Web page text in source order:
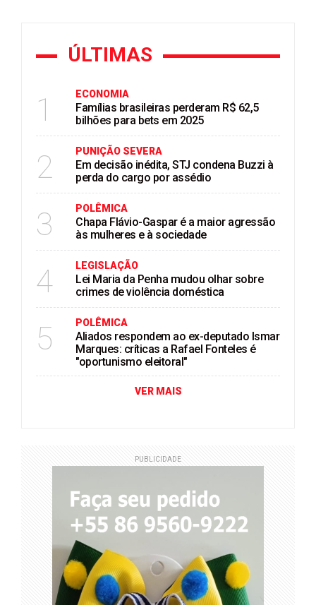
ÚLTIMAS
1 ECONOMIA
Famílias brasileiras perderam R$ 62,5
bilhões para bets em 2025
2 PUNIÇÃO SEVERA
Em decisão inédita, STJ condena Buzzi à
perda do cargo por assédio
3 POLÊMICA
Chapa Flávio-Gaspar é a maior agressão
às mulheres e à sociedade
4 LEGISLAÇÃO
Lei Maria da Penha mudou olhar sobre
crimes de violência doméstica
5 POLÊMICA
Aliados respondem ao ex-deputado Ismar
Marques: críticas a Rafael Fonteles é
"oportunismo eleitoral"
VER MAIS
PUBLICIDADE